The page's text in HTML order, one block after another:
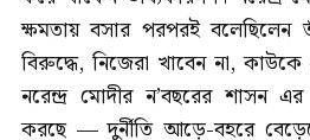
ক্ষমতায় বসার পরপরই বলেছিলেন
বিরুদ্ধে, নিজেরা খাবেন না,
নরেন্দ্র মোদীর ন’বছরের শাসন
করছে — দুর্নীতি আড়ে-বহরে